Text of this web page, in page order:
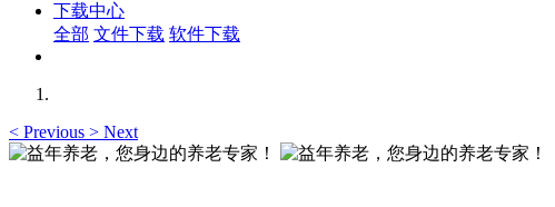
下载中心
全部 文件下载 软件下载
< Previous > Next